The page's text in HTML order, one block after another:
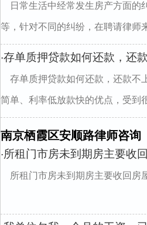
日常生活中经常发生房产方面的
等，针对不同的纠纷，在聘请律师
·存单质押贷款如何还款，还
存单质押贷款如何还款，还款不
简单、利率低放款快的优点，受到
南京栖霞区安顺路律师咨询
·所租门市房未到期房主要收
所租门市房未到期房主要收回房